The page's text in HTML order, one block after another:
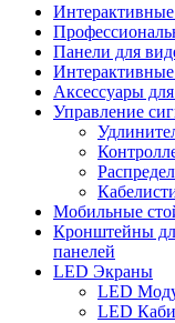
Панели для
Аксессуары
Управление
Мобильные
Кронштейны
панелей
LED Экраны
LED
LED